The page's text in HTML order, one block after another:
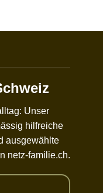
Unser
hilfreiche
ausgewählte
netz-familie.ch.